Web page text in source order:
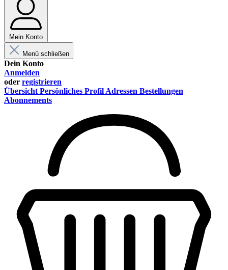
Mein Konto
Menü schließen
Dein Konto
Anmelden
oder registrieren
Übersicht Persönliches Profil Adressen Bestellungen
Abonnements